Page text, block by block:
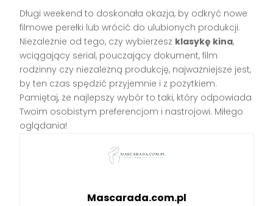
Długi weekend to doskonała okazja, by odkryć nowe
filmowe perełki lub wrócić do ulubionych produkcji.
Niezależnie od tego, czy wybierzesz klasykę kina,
wciągający serial, pouczający dokument, film
rodzinny czy niezależną produkcję, najważniejsze jest,
by ten czas spędzić przyjemnie i z pożytkiem.
Pamiętaj, że najlepszy wybór to taki, który odpowiada
Twoim osobistym preferencjom i nastrojowi. Miłego
oglądania!
Mascarada.com.pl